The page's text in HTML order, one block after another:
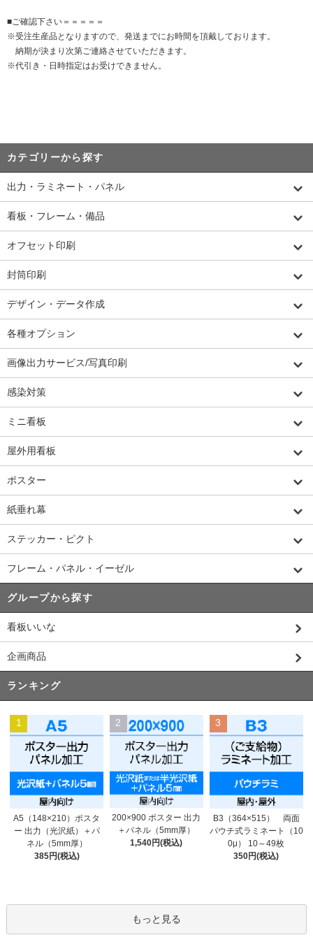
■ご確認下さい＝＝＝＝＝
※受注生産品となりますので、発送までにお時間を頂戴しております。
納期が決まり次第ご連絡させていただきます。
※代引き・日時指定はお受けできません。
カテゴリーから探す
出力・ラミネート・パネル
看板・フレーム・備品
オフセット印刷
封筒印刷
デザイン・データ作成
各種オプション
画像出力サービス/写真印刷
感染対策
ミニ看板
屋外用看板
ポスター
紙垂れ幕
ステッカー・ピクト
フレーム・パネル・イーゼル
グループから探す
看板いいな
企画商品
ランキング
1
A5（148×210）ポスタ
ー 出力（光沢紙）＋パ
ネル（5mm厚）
385円(税込)
2
200×900 ポスター 出力
＋パネル（5mm厚）
1,540円(税込)
3
B3（364×515） 両面
パウチ式ラミネート（10
0μ） 10～49枚
350円(税込)
もっと見る